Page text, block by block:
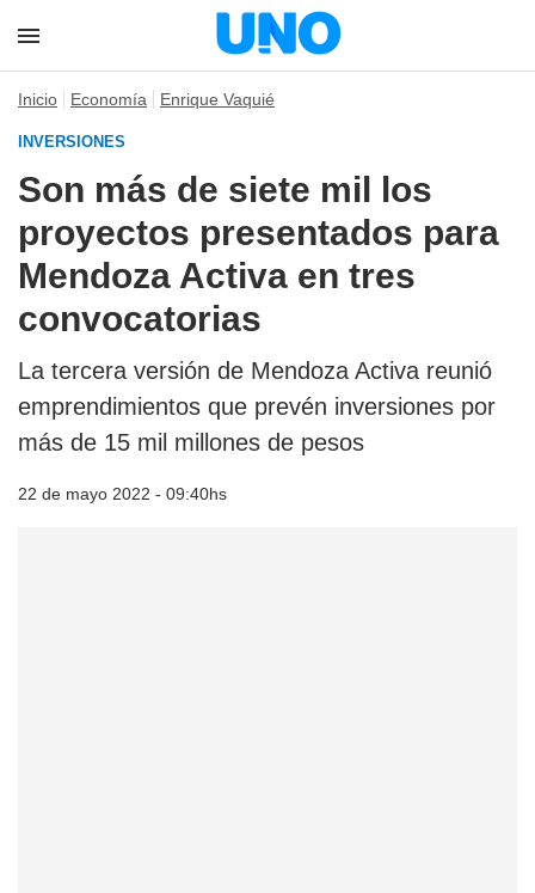
Inicio Economía Enrique Vaquié
INVERSIONES
Son más de siete mil los
proyectos presentados para
Mendoza Activa en tres
convocatorias
La tercera versión de Mendoza Activa reunió
emprendimientos que prevén inversiones por
más de 15 mil millones de pesos
22 de mayo 2022 - 09:40hs